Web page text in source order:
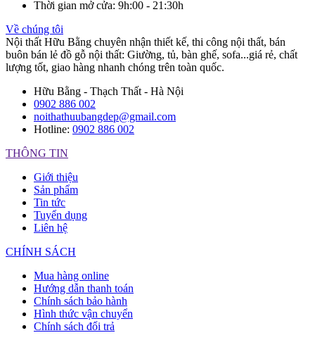
Thời gian mở cửa: 9h:00 - 21:30h
Về chúng tôi
Nội thất Hữu Bằng chuyên nhận thiết kế, thi công nội thất, bán
buôn bán lẻ đồ gỗ nội thất: Giường, tủ, bàn ghế, sofa...giá rẻ, chất
lượng tốt, giao hàng nhanh chóng trên toàn quốc.
Hữu Bằng - Thạch Thất - Hà Nội
0902 886 002
noithathuubangdep@gmail.com
Hotline: 0902 886 002
THÔNG TIN
Giới thiệu
Sản phẩm
Tin tức
Tuyển dụng
Liên hệ
CHÍNH SÁCH
Mua hàng online
Hướng dẫn thanh toán
Chính sách bảo hành
Hình thức vận chuyển
Chính sách đổi trả